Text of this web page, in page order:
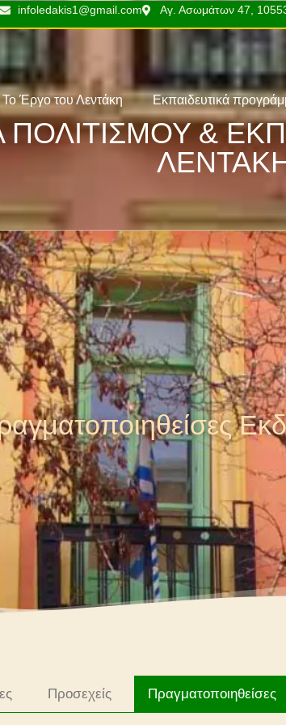
infoledakis1@gmail.com Αγ. Ασωμάτων 47,
Το Έργο του Λεντάκη Εκπαιδευτικά
ΠΟΛΙΤΙΣΜΟΥ &
Προσεχείς Πραγματοποιηθείσες